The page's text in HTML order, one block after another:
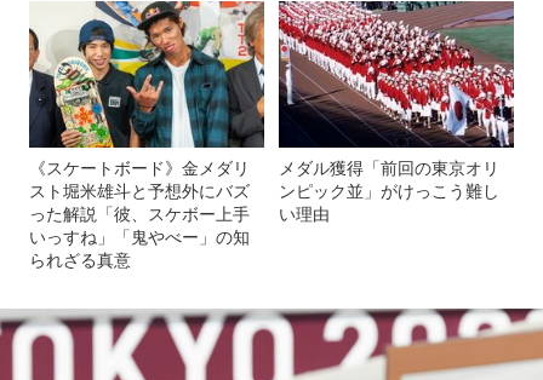
《スケートボード》金メダリ
スト堀米雄斗と予想外にバズ
った解説「彼、スケボー上手
いっすね」「鬼やべー」の知
られざる真意
メダル獲得「前回の東京オリ
ンピック並」がけっこう難し
い理由